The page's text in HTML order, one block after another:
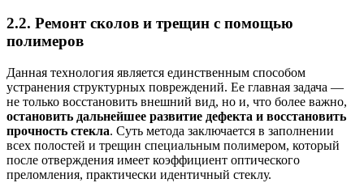
2.2. Ремонт сколов и трещин с помощью
полимеров
Данная технология является единственным способом
устранения структурных повреждений. Ее главная задача —
не только восстановить внешний вид, но и, что более важно,
остановить дальнейшее развитие дефекта и восстановить
прочность стекла. Суть метода заключается в заполнении
всех полостей и трещин специальным полимером, который
после отверждения имеет коэффициент оптического
преломления, практически идентичный стеклу.